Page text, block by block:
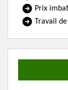
Prix
Travail